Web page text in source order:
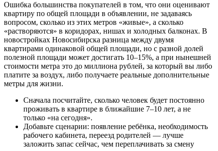
Ошибка большинства покупателей в том, что они оценивают
квартиру по общей площади в объявлении, не задаваясь
вопросом, сколько из этих метров «живые», а сколько
«растворяются» в коридорах, нишах и холодных балконах. В
новостройках Новосибирска разница между двумя
квартирами одинаковой общей площади, но с разной долей
полезной площади может достигать 10–15%, а при нынешней
стоимости метра это до миллиона рублей, за который вы либо
платите за воздух, либо получаете реальные дополнительные
метры для жизни.
Сначала посчитайте, сколько человек будет постоянно
проживать в квартире в ближайшие 7–10 лет, а не
только «на сегодня».
Добавьте сценарии: появление ребёнка, необходимость
рабочего кабинета, переезд родителей — лучше
заложить запас сейчас, чем переплачивать за смену